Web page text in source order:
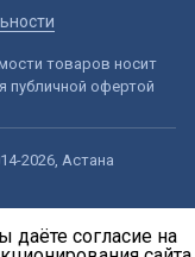
товаров носит
публичной офертой
2026, Астана
даёте согласие на